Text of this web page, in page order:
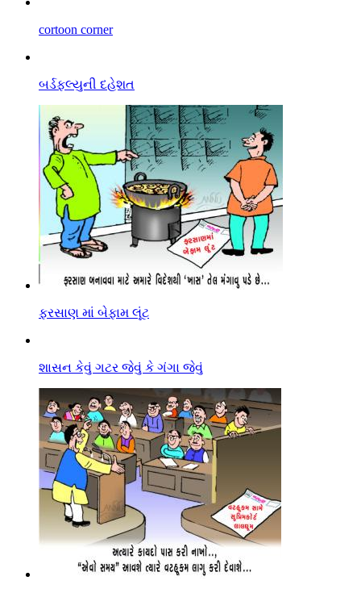
cortoon corner
બર્ડફલ્યુની દહેશત
ફરસાણ માં બેફામ લૂંટ
શાસન કેવું ગટર જેવું કે ગંગા જેવું